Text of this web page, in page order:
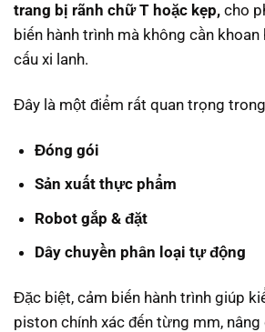
trang bị rãnh chữ T hoặc kẹp, cho
biến hành trình mà không cần khoan
cấu xi lanh.
Đây là một điểm rất quan trọng
Đóng gói
Sản xuất thực phẩm
Robot gắp & đặt
Dây chuyền phân loại tự động
Đặc biệt, cảm biến hành trình giúp
piston chính xác đến từng mm, nâng